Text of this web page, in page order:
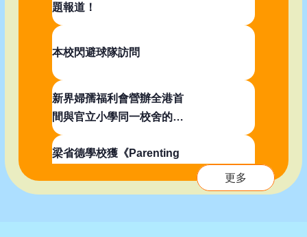
更多
題報道！
本校閃避球隊訪問
新界婦孺福利會營辦全港首
間與官立小學同一校舍的幼
稚園即將啟航！
梁省德學校獲《Parenting